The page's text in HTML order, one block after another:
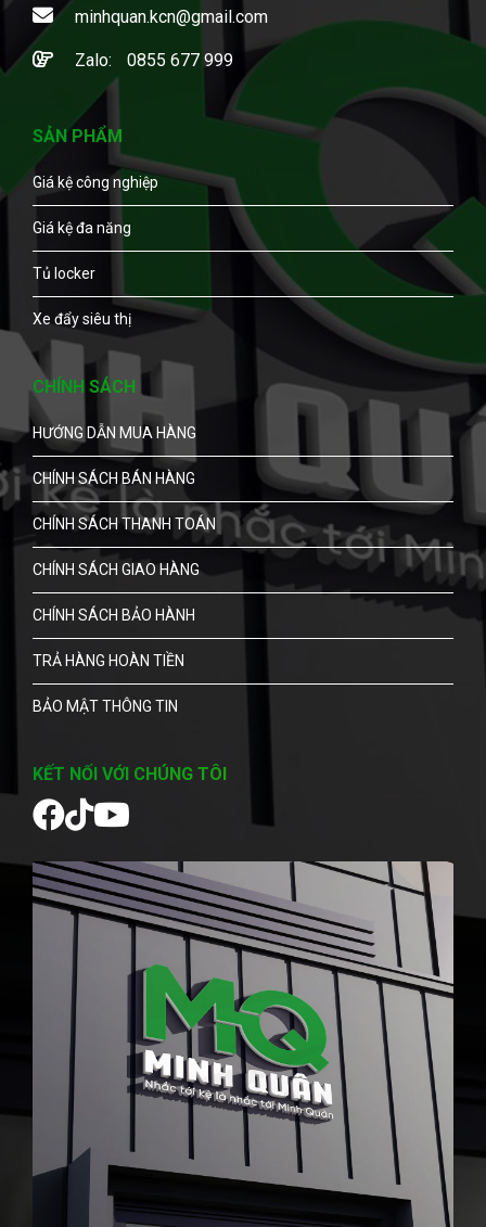
minhquan.kcn@gmail.com
Zalo: 0855 677 999
SẢN PHẨM
Giá kệ công nghiệp
Giá kệ đa năng
Tủ locker
Xe đẩy siêu thị
CHÍNH SÁCH
HƯỚNG DẪN MUA HÀNG
CHÍNH SÁCH BÁN HÀNG
CHÍNH SÁCH THANH TOÁN
CHÍNH SÁCH GIAO HÀNG
CHÍNH SÁCH BẢO HÀNH
TRẢ HÀNG HOÀN TIỀN
BẢO MẬT THÔNG TIN
KẾT NỐI VỚI CHÚNG TÔI